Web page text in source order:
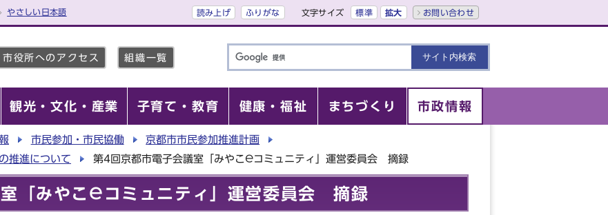
やさしい日本語 読み上げ ふりがな 文字サイズ 標準 拡大 お問い合わせ
市役所へのアクセス 組織一覧
観光・文化・産業 子育て・教育 健康・福祉 まちづくり 市政情報
市民参加・市民協働
京都市市民参加推進計画
推進について
第4回京都市電子会議室「みやこ℮コミュニティ」運営委員会 摘録
「みやこ℮コミュニティ」運営委員会 摘録